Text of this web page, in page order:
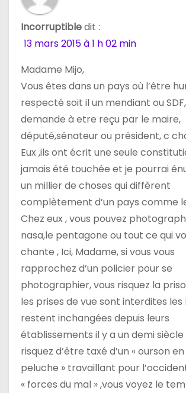
Incorruptibledit :
13 mars 2015 à 1 h 02 min
Madame Mijo,
Vous êtes dans un pays où l’être
respecté soit il un mendiant ou SDF,
demande à etre reçu par le maire,
député,sénateur ou président, c
Eux ,ils ont écrit une seule
jamais été touchée et je pourrai
un millier de choses qui diffèrent
complètement d’un pays comme
Chez eux , vous pouvez
nasa,le pentagone ou tout ce qui
chante , Ici, Madame, si vous vous
rapprochez d’un policier pour se
photographier, vous risquez la
les prises de vue sont interdites les
restent inchangées depuis leurs
établissements il y a un demi siècle
risquez d’être taxé d’un « ourson en
peluche » travaillant pour
« forces du mal » ,vous voyez le